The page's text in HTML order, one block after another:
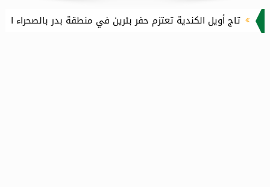
تعتزم حفر بئرين في منطقة بدر بالصحراء الغربية باستثمارات 16.1 مليون دولار